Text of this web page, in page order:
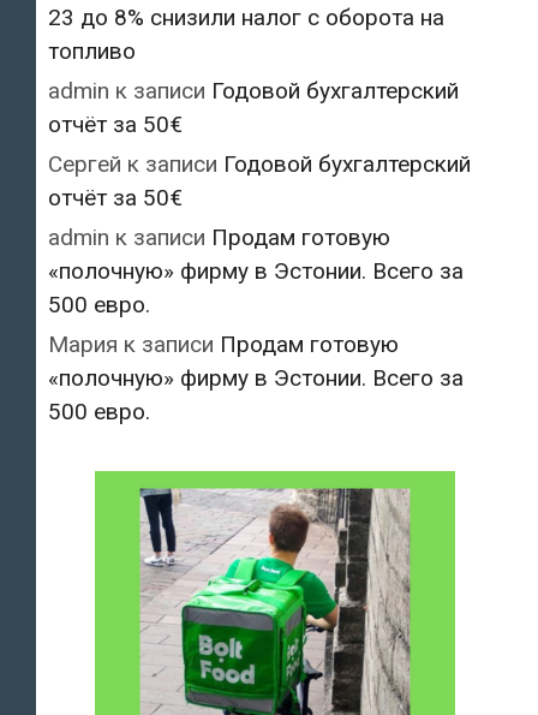
23 до 8% снизили налог с оборота на
топливо
admin к записи Годовой бухгалтерский
отчёт за 50€
Сергей к записи Годовой бухгалтерский
отчёт за 50€
admin к записи Продам готовую
«полочную» фирму в Эстонии. Всего за
500 евро.
Мария к записи Продам готовую
«полочную» фирму в Эстонии. Всего за
500 евро.